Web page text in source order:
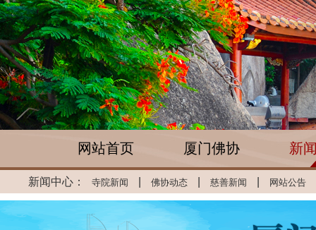
网站首页 厦门佛协 新
新闻中心： 寺院新闻 佛协动态 慈善新闻 网站公告